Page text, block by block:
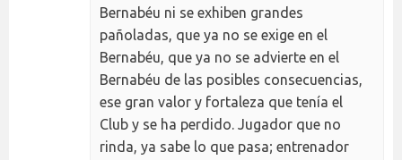
Bernabéu ni se exhiben grandes
pañoladas, que ya no se exige en el
Bernabéu, que ya no se advierte en el
Bernabéu de las posibles consecuencias,
ese gran valor y fortaleza que tenía el
Club y se ha perdido. Jugador que no
rinda, ya sabe lo que pasa; entrenador